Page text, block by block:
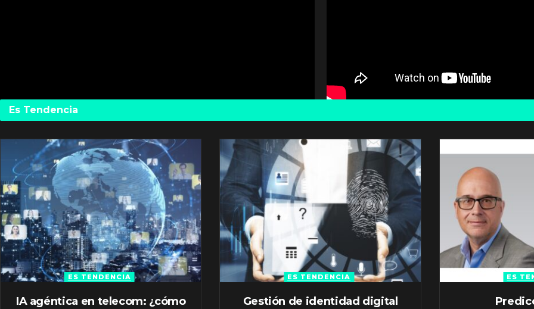
Es Tendencia
ES TENDENCIA
IA agéntica en telecom: ¿cómo
ES TENDENCIA
Gestión de identidad digital
ES